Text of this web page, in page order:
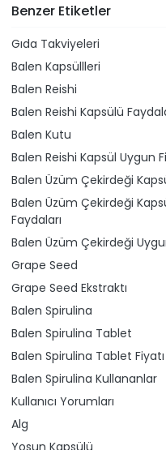
Benzer Etiketler
Gıda Takviyeleri
Balen Kapsüllleri
Balen Reishi
Balen Reishi Kapsülü
Balen Kutu
Balen Reishi Kapsül Uygun
Balen Üzüm Çekirdeği
Balen Üzüm Çekirdeği
Faydaları
Balen Üzüm Çekirdeği
Grape Seed
Grape Seed Ekstraktı
Balen Spirulina
Balen Spirulina Tablet
Balen Spirulina Tablet Fiyatı
Balen Spirulina Kullananlar
Kullanıcı Yorumları
Alg